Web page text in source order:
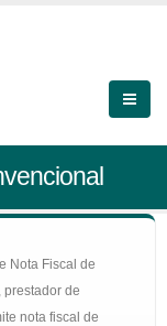
Nota Fiscal de
prestador de
nota fiscal de